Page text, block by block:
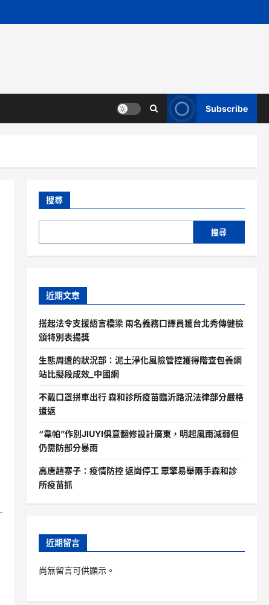
Subscribe
搜尋
搜尋
近期文章
搭起法令支援語言橋梁 兩名義務口譯員獲台北秀傳健檢
頒特別表揚獎
生態周遭的狀況部：泥土淨化風險管控獲得階查包養網
站比擬段成效_中國網
不戴口罩拼車出行 森和診所疫苗臨沂路況法律部分嚴格
遣返
“韋帕”作別JIUYI俱意翻修設計廣東，明起風雨減弱但
仍需防部分暴雨
高唐趙寨子：疫情防控 返崗停工 眾擎易舉兩手森和診
所疫苗抓
近期留言
尚無留言可供顯示。